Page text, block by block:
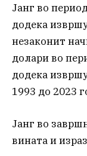
Јанг во
додека
незаконит
долари во
додека
1993 до 2023
Јанг во
вината и